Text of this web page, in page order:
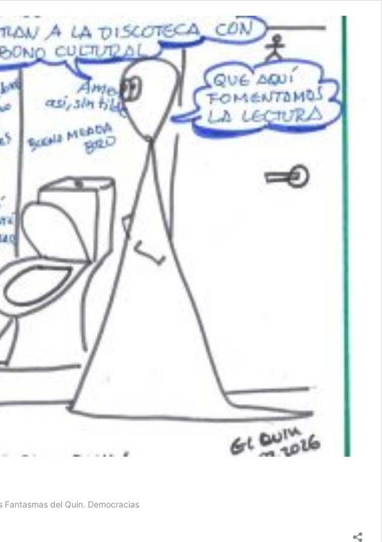
Fantasmas del Quin. Democracias